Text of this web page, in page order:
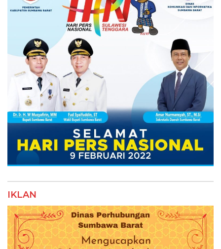
IKLAN